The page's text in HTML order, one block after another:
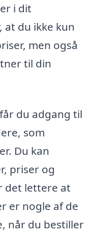
i dit
at du ikke kun
men også
til din
du adgang til
som
Du kan
priser og
det lettere at
er nogle af de
når du bestiller